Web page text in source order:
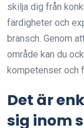
skilja dig från
färdigheter och
bransch. Genom
område kan du
kompetenser och
Det är
sig inom